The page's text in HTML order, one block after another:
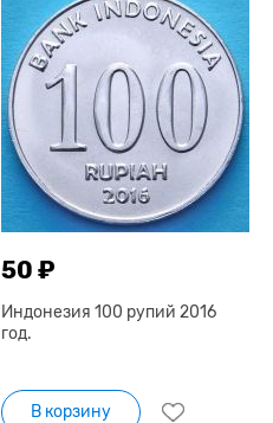
50 ₽
Индонезия 100 рупий 2016
год.
В корзину